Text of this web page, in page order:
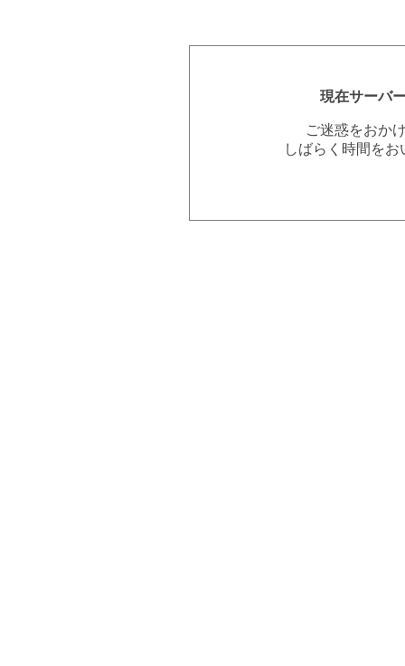
現在サーバ
ご迷惑をおか
しばらく時間を